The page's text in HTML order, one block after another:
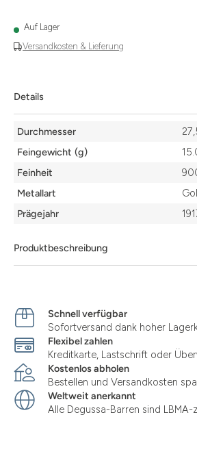
Versandkosten & Lieferung
Auf Lager
Details
Produktbeschreibung
Details
Durchmesser
Feingewicht (g)
Feinheit
Metallart
Prägejahr
Schnell verfügbar
Sofortversand dank hoher
Flexibel zahlen
Kreditkarte, Lastschrift oder
Kostenlos abholen
Bestellen und Versandkosten
Weltweit anerkannt
Alle Degussa-Barren sind LBMA-